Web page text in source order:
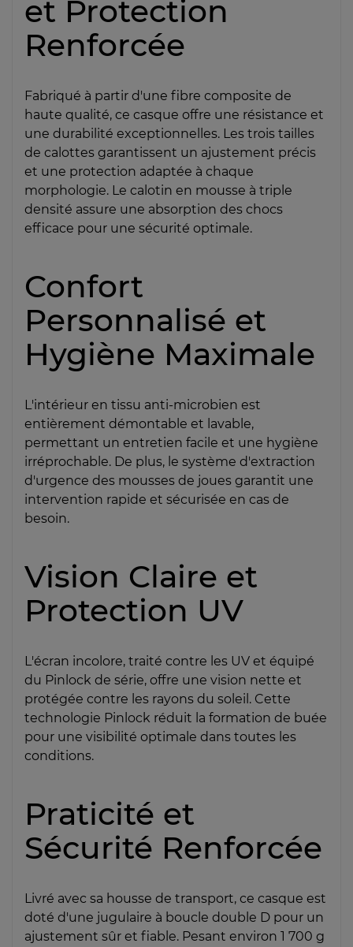
et Protection
Renforcée
Fabriqué à partir d'une fibre composite de
haute qualité, ce casque offre une résistance et
une durabilité exceptionnelles. Les trois tailles
de calottes garantissent un ajustement précis
et une protection adaptée à chaque
morphologie. Le calotin en mousse à triple
densité assure une absorption des chocs
efficace pour une sécurité optimale.
Confort
Personnalisé et
Hygiène Maximale
L'intérieur en tissu anti-microbien est
entièrement démontable et lavable,
permettant un entretien facile et une hygiène
irréprochable. De plus, le système d'extraction
d'urgence des mousses de joues garantit une
intervention rapide et sécurisée en cas de
besoin.
Vision Claire et
Protection UV
L'écran incolore, traité contre les UV et équipé
du Pinlock de série, offre une vision nette et
protégée contre les rayons du soleil. Cette
technologie Pinlock réduit la formation de buée
pour une visibilité optimale dans toutes les
conditions.
Praticité et
Sécurité Renforcée
Livré avec sa housse de transport, ce casque est
doté d'une jugulaire à boucle double D pour un
ajustement sûr et fiable. Pesant environ 1 700 g